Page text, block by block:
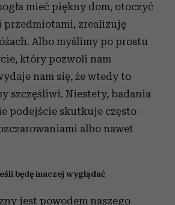
mieć piękny dom, otoczyć
przedmiotami, zrealizuję
Albo myślimy po prostu
który pozwoli nam
nam się, że wtedy to
szczęśliwi. Niestety, badania
podejście skutkuje często
albo nawet
będę inaczej wyglądać
jest powodem naszego